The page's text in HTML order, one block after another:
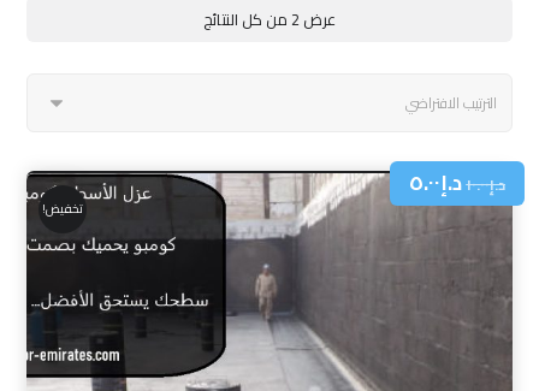
عرض ⁦2⁩ من كل النتائج
د.إ١٠.٠٠د.إ٥.٠٠
تخفيض!